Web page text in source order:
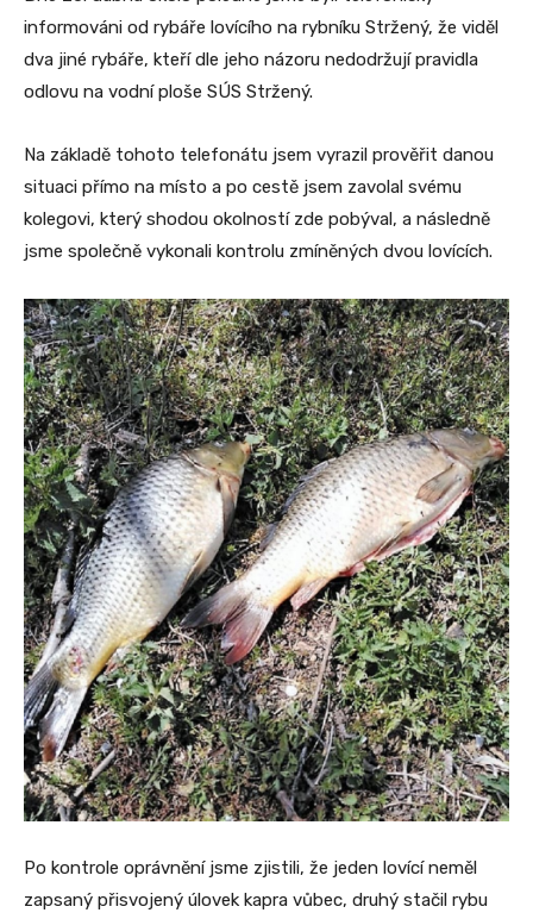
informováni od rybáře lovícího na rybníku Stržený, že viděl
dva jiné rybáře, kteří dle jeho názoru nedodržují pravidla
odlovu na vodní ploše SÚS Stržený.
Na základě tohoto telefonátu jsem vyrazil prověřit danou
situaci přímo na místo a po cestě jsem zavolal svému
kolegovi, který shodou okolností zde pobýval, a následně
jsme společně vykonali kontrolu zmíněných dvou lovících.
Po kontrole oprávnění jsme zjistili, že jeden lovící neměl
zapsaný přisvojený úlovek kapra vůbec, druhý stačil rybu